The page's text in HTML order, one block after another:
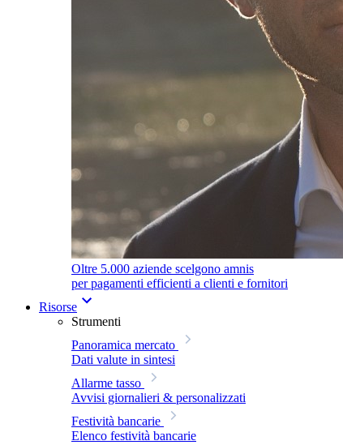
Oltre 5.000 aziende scelgono amnis
per pagamenti efficienti a clienti e fornitori
Risorse
Strumenti
Panoramica mercato
Dati valute in sintesi
Allarme tasso
Avvisi giornalieri & personalizzati
Festività bancarie
Elenco festività bancarie